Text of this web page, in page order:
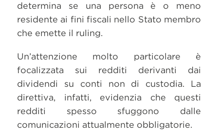
determina se una persona è o meno
residente ai fini fiscali nello Stato membro
che emette il ruling.
Un’attenzione molto particolare è
focalizzata sui redditi derivanti dai
dividendi su conti non di custodia. La
direttiva, infatti, evidenzia che questi
redditi spesso sfuggono dalle
comunicazioni attualmente obbligatorie.